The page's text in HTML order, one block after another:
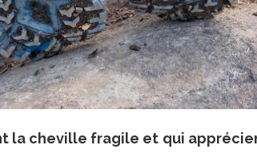
la cheville fragile et qui